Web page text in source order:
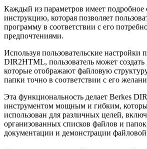
Каждый из параметров имеет подробное
инструкцию, которая позволяет
программу в соответствии с его
предпочтениями.
Используя пользовательские настройки
DIR2HTML, пользователь может
которые отображают файловую
папки точно в соответствии с его
Эта функциональность делает Berkes
инструментом мощным и гибким,
использован для различных целей,
организованных списков файлов и
документации и демонстрации